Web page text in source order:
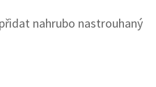
nahrubo nastrouhaný